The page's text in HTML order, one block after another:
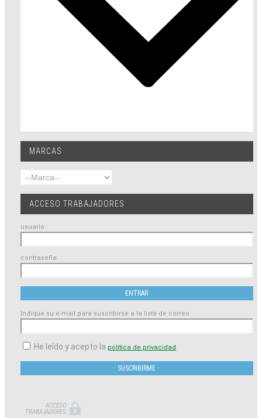
MARCAS
ACCESO TRABAJADORES
usuario
contraseña
Indique su e-mail para suscribirse a la lista de correo
He leído y acepto la política de privacidad
ACCESO
TRABAJADORES